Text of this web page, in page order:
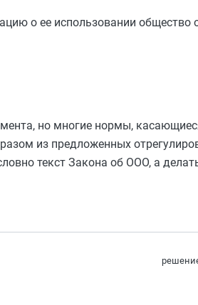
о ее использовании общество
но многие нормы,
из предложенных
текст Закона об ООО, а